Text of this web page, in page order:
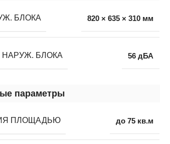
БЛОКА 820 × 635 × 310 мм
БЛОКА 56 дБА
параметры
ПЛОЩАДЬЮ до 75 кв.м